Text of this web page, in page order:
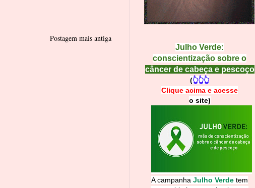
Postagem mais antiga
Julho Verde:
conscientização sobre o
câncer de cabeça e pescoço
(👆👆👆
Clique acima e acesse
o site)
A campanha Julho Verde tem